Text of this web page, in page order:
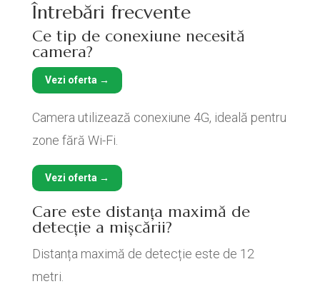
Întrebări frecvente
Ce tip de conexiune necesită
camera?
Vezi oferta →
Camera utilizează conexiune 4G, ideală pentru
zone fără Wi-Fi.
Vezi oferta →
Care este distanța maximă de
detecție a mișcării?
Distanța maximă de detecție este de 12
metri.